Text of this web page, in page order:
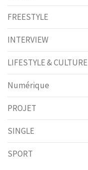
FREESTYLE
INTERVIEW
LIFESTYLE & CULTURE
Numérique
PROJET
SINGLE
SPORT